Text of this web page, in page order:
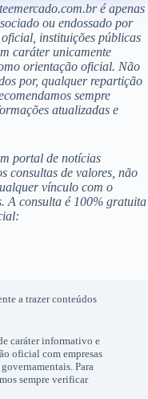
é apenas
ou endossado por
instituições públicas
caráter unicamente
orientação oficial. Não
por, qualquer repartição
sempre
atualizadas e
portal de notícias
consultas de valores, não
vínculo com o
A consulta é 100% gratuita
a trazer conteúdos
caráter informativo e
oficial com empresas
Para
sempre verificar